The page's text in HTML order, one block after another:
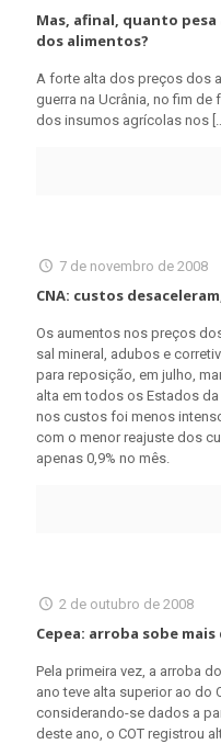
Mas, afinal, quanto
dos alimentos?
A forte alta dos preços dos
guerra na Ucrânia, no fim
dos insumos agrícolas nos
7 de novembro de 2008
CNA: custos
Os aumentos nos preços
sal mineral, adubos e
para reposição, em julho,
alta em todos os Estados
nos custos foi menos
com o menor reajuste dos
apenas 0,9% no mês.
2 de outubro de 2008
Cepea: arroba sobe
Pela primeira vez, a arroba
ano teve alta superior ao do
considerando-se dados a
deste ano, o COT registrou